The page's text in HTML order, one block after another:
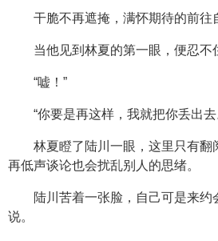
干脆不再遮掩，满怀期待的前往
当他见到林夏的第一眼，便忍不
“嘘！”
“你要是再这样，我就把你丢出去
林夏瞪了陆川一眼，这里只有翻
再低声谈论也会扰乱别人的思绪。
陆川苦着一张脸，自己可是来
说。